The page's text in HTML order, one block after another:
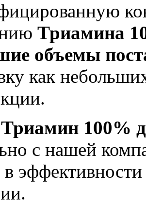
Триамина
объемы
как
Триамин 100%
с нашей